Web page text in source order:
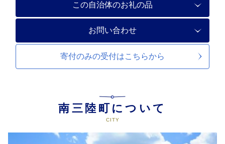
この自治体のお礼の品
お問い合わせ
寄付のみの受付はこちらから
南三陸町について